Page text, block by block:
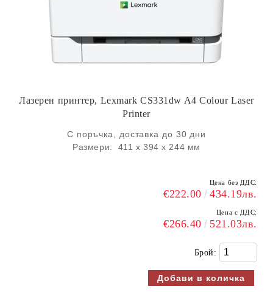
Лазерен принтер, Lexmark CS331dw A4 Colour Laser
Printer
С поръчка, доставка до 30 дни
Размери: 411 x 394 x 244 мм
Цена без ДДС:
€222.00 434.19лв.
Цена с ДДС:
€266.40 521.03лв.
Брой: